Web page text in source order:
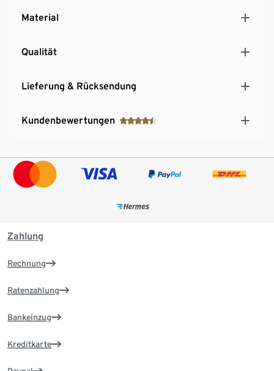
Material
Qualität
Lieferung & Rücksendung
Kundenbewertungen
Zahlung
Rechnung
Ratenzahlung
Bankeinzug
Kreditkarte